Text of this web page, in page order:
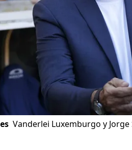
Vanderlei Luxemburgo y